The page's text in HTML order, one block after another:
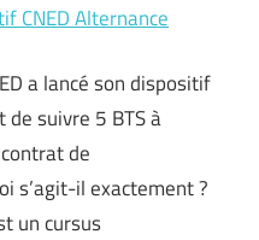
CNED Alternance
a lancé son dispositif
de suivre 5 BTS à
de
s’agit-il exactement ?
un cursus